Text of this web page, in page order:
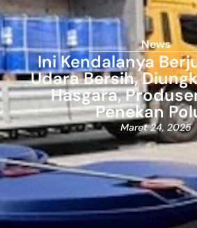
News
Ini Kendalanya
Udara Bersih,
Hasgara,
Penekan
Maret 24, 2025